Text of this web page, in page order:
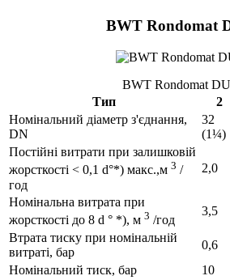
BWT Rondomat
BWT Rondomat
Тип
2
Номінальний діаметр з'єднання,
DN
32
(1¼)
Постійні витрати при залишковій
жорсткості < 0,1 d°*) макс.,м 3 /
год
2,0
Номінальна витрата при
жорсткості до 8 d ° *), м 3 /год
3,5
Втрата тиску при номінальній
витраті, бар
0,6
Номінальний тиск, бар
10